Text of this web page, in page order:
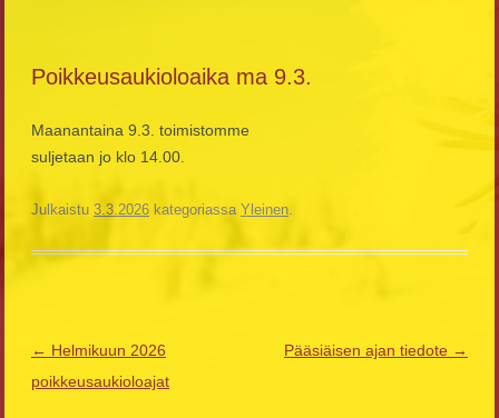
Poikkeusaukioloaika ma 9.3.
Maanantaina 9.3. toimistomme
suljetaan jo klo 14.00.
Julkaistu 3.3.2026 kategoriassa Yleinen.
Artikkelien
selaus
← Helmikuun 2026
poikkeusaukioloajat
Pääsiäisen ajan tiedote →